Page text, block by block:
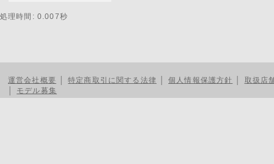
処理時間: 0.007秒
運営会社概要 特定商取引に関する法律 個人情報保護方針
取扱店
モデル募集